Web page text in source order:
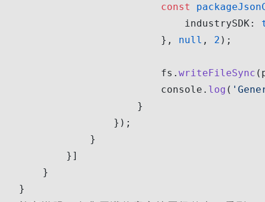
                        const
                            industrySDK:
                        },
null , 2 );
                        fs.
writeFileSync
                        console.
log (
                    }
                });
            }
        }]
    }
}